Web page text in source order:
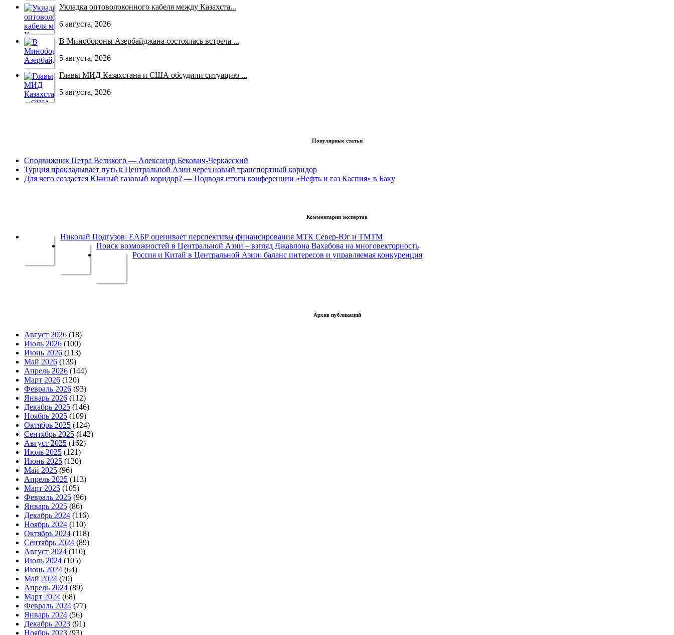
Укладка оптоволоконного кабеля между Казахста...
6 августа, 2026
В Минобороны Азербайджана состоялась встреча ...
5 августа, 2026
Главы МИД Казахстана и США обсудили ситуацию ...
5 августа, 2026
Популярные статьи
Сподвижник Петра Великого — Александр Бекович-Черкасский
Турция прокладывает путь к Центральной Азии через новый транспортный коридор
Для чего создается Южный газовый коридор? — Подводя итоги конференции «Нефть и газ Каспия» в Баку
Комментарии экспертов
Николай Подгузов: ЕАБР оценивает перспективы финансирования МТК Север-Юг и ТМТМ
Поиск возможностей в Центральной Азии – взгляд Джавлона Вахабова на многовекторность
Россия и Китай в Центральной Азии: баланс интересов и управляемая конкуренция
Архив публикаций
Август 2026 (18)
Июль 2026 (100)
Июнь 2026 (113)
Май 2026 (139)
Апрель 2026 (144)
Март 2026 (120)
Февраль 2026 (93)
Январь 2026 (112)
Декабрь 2025 (146)
Ноябрь 2025 (109)
Октябрь 2025 (124)
Сентябрь 2025 (142)
Август 2025 (162)
Июль 2025 (121)
Июнь 2025 (120)
Май 2025 (96)
Апрель 2025 (113)
Март 2025 (105)
Февраль 2025 (96)
Январь 2025 (86)
Декабрь 2024 (116)
Ноябрь 2024 (110)
Октябрь 2024 (118)
Сентябрь 2024 (89)
Август 2024 (110)
Июль 2024 (105)
Июнь 2024 (64)
Май 2024 (70)
Апрель 2024 (89)
Март 2024 (68)
Февраль 2024 (77)
Январь 2024 (56)
Декабрь 2023 (91)
Ноябрь 2023 (93)